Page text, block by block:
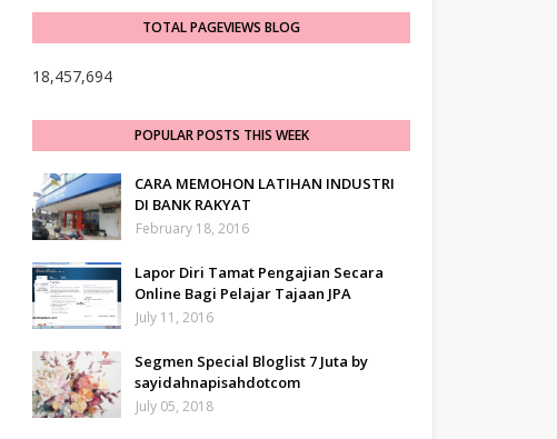
TOTAL PAGEVIEWS BLOG
18,457,694
POPULAR POSTS THIS WEEK
CARA MEMOHON LATIHAN INDUSTRI
DI BANK RAKYAT
February 18, 2016
Lapor Diri Tamat Pengajian Secara
Online Bagi Pelajar Tajaan JPA
July 11, 2016
Segmen Special Bloglist 7 Juta by
sayidahnapisahdotcom
July 05, 2018